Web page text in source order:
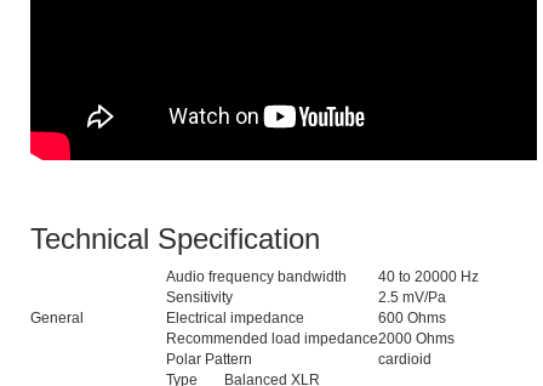
Technical Specification
General
Audio frequency bandwidth
40 to 20000 Hz
Sensitivity
2.5 mV/Pa
Electrical impedance
600 Ohms
Recommended load impedance2000 Ohms
Polar Pattern
cardioid
Type
Balanced XLR